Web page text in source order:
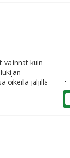
valinnat kuin
oikeilla jäljillä